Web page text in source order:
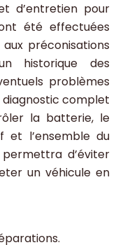
d’entretien pour
été effectuées
préconisations
historique des
problèmes
diagnostic complet
la batterie, le
et l’ensemble du
d’éviter
un véhicule en